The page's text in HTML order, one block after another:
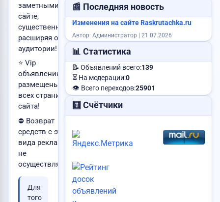
заметными на
сайте,
существенно
расширяя охват
аудитории!
⭐ Vip
объявления
размещены на
всех страницах
сайта!
⛔ Возврат
средств с этого
вида рекламы
не
осуществляется.
Для
того
📰 Последняя новость
Изменения на сайте Raskrutachka.ru
Автор: Администратор | 21.07.2026
📊 Статистика
📝 Объявлений всего:139
⏳ На модерации:0
👁️ Всего переходов:25901
🧮 Счётчики